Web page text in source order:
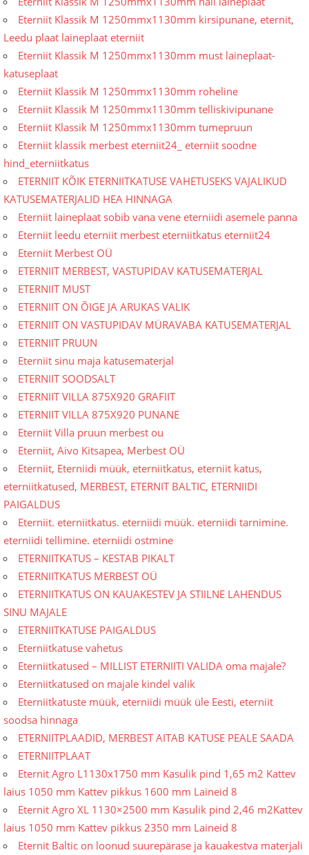
Eterniit Klassik M 1250mmx1130mm kirsipunane, eternit,
Leedu plaat laineplaat eterniit
Eterniit Klassik M 1250mmx1130mm must laineplaat-
katuseplaat
Eterniit Klassik M 1250mmx1130mm roheline
Eterniit Klassik M 1250mmx1130mm telliskivipunane
Eterniit Klassik M 1250mmx1130mm tumepruun
Eterniit klassik merbest eterniit24_ eterniit soodne
hind_eterniitkatus
ETERNIIT KÕIK ETERNIITKATUSE VAHETUSEKS VAJALIKUD
KATUSEMATERJALID HEA HINNAGA
Eterniit laineplaat sobib vana vene eterniidi asemele panna
Eterniit leedu eterniit merbest eterniitkatus eterniit24
Eterniit Merbest OÜ
ETERNIIT MERBEST, VASTUPIDAV KATUSEMATERJAL
ETERNIIT MUST
ETERNIIT ON ÕIGE JA ARUKAS VALIK
ETERNIIT ON VASTUPIDAV MÜRAVABA KATUSEMATERJAL
ETERNIIT PRUUN
Eterniit sinu maja katusematerjal
ETERNIIT SOODSALT
ETERNIIT VILLA 875X920 GRAFIIT
ETERNIIT VILLA 875X920 PUNANE
Eterniit Villa pruun merbest ou
Eterniit, Aivo Kitsapea, Merbest OÜ
Eterniit, Eterniidi müük, eterniitkatus, eterniit katus,
eterniitkatused, MERBEST, ETERNIT BALTIC, ETERNIIDI
PAIGALDUS
Eterniit. eterniitkatus. eterniidi müük. eterniidi tarnimine.
eterniidi tellimine. eterniidi ostmine
ETERNIITKATUS – KESTAB PIKALT
ETERNIITKATUS MERBEST OÜ
ETERNIITKATUS ON KAUAKESTEV JA STIILNE LAHENDUS
SINU MAJALE
ETERNIITKATUSE PAIGALDUS
Eterniitkatuse vahetus
Eterniitkatused – MILLIST ETERNIITI VALIDA oma majale?
Eterniitkatused on majale kindel valik
Eterniitkatuste müük, eterniidi müük üle Eesti, eterniit
soodsa hinnaga
ETERNIITPLAADID, MERBEST AITAB KATUSE PEALE SAADA
ETERNIITPLAAT
Eternit Agro L1130x1750 mm Kasulik pind 1,65 m2 Kattev
laius 1050 mm Kattev pikkus 1600 mm Laineid 8
Eternit Agro XL 1130×2500 mm Kasulik pind 2,46 m2Kattev
laius 1050 mm Kattev pikkus 2350 mm Laineid 8
Eternit Baltic on loonud suurepärase ja kauakestva materjali